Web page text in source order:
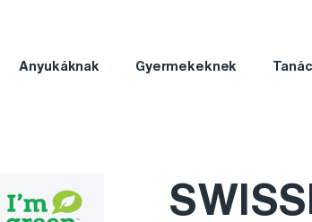
Anyukáknak Gyermekeknek